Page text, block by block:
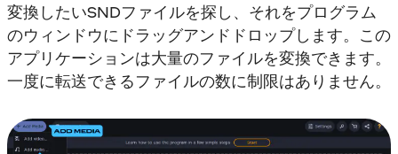
変換したいSNDファイルを探し、それをプログラム
のウィンドウにドラッグアンドドロップします。この
アプリケーションは大量のファイルを変換できます。
一度に転送できるファイルの数に制限はありません。